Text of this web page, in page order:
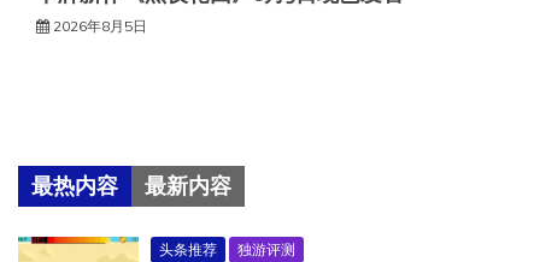
2026年8月5日
最热内容 最新内容
头条推荐 独游评测